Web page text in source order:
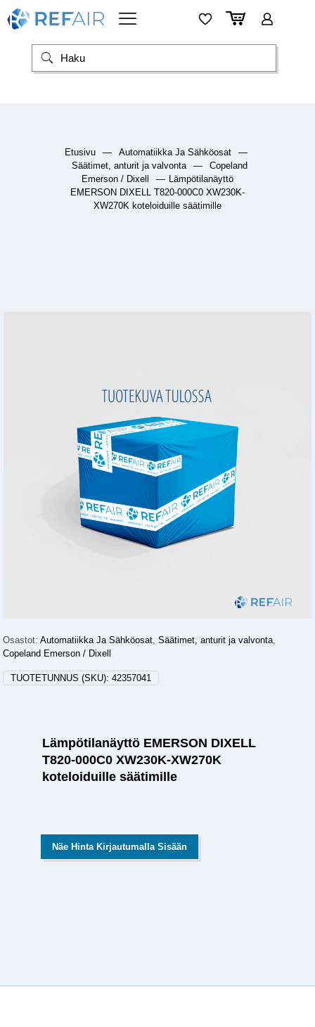
Etusivu — Automatiikka Ja Sähköosat
—
Säätimet, anturit ja valvonta
—
Copeland
Emerson / Dixell
— Lämpötilanäyttö
EMERSON DIXELL T820-000C0 XW230K-
XW270K koteloiduille säätimille
Osastot:Automatiikka Ja Sähköosat,Säätimet, anturit ja valvonta,
Copeland Emerson / Dixell
TUOTETUNNUS (SKU):42357041
Lämpötilanäyttö EMERSON DIXELL
T820-000C0 XW230K-XW270K
koteloiduille säätimille
Näe Hinta Kirjautumalla Sisään